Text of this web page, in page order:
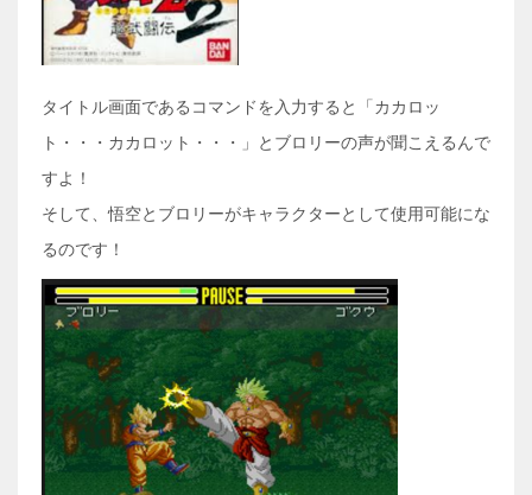
タイトル画面であるコマンドを入力すると「カカロッ
ト・・・カカロット・・・」とブロリーの声が聞こえるんで
すよ！
そして、悟空とブロリーがキャラクターとして使用可能にな
るのです！